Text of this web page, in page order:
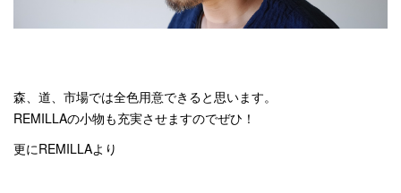
森、道、市場では全色用意できると思います。
REMILLAの小物も充実させますのでぜひ！
更にREMILLAより